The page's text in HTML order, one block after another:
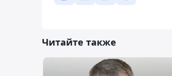
Читайте также